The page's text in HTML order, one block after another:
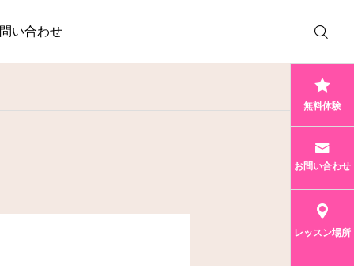
い合わせ
無料体験
お問い合わせ
レッスン場所